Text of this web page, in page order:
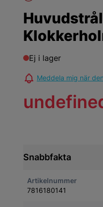
Ej i lager
Meddela mig när
Snabbfakta
Artikelnummer
7816180141